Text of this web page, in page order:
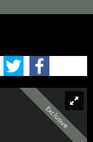
Exclusive